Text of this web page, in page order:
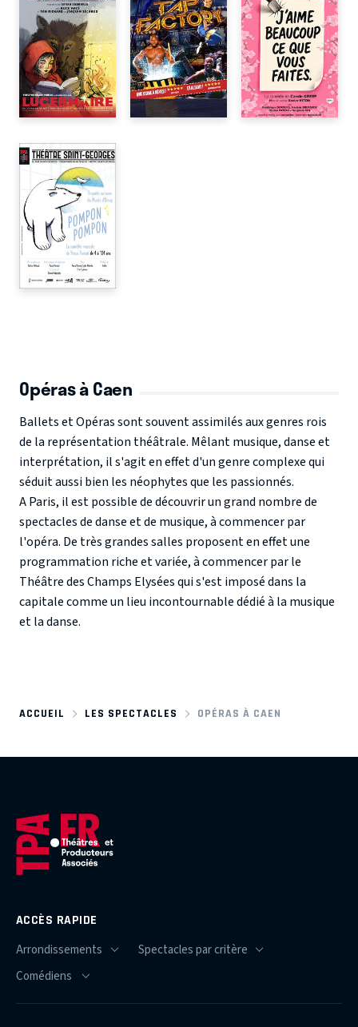
Opéras à Caen
Ballets et Opéras sont souvent assimilés aux genres rois
de la représentation théâtrale. Mêlant musique, danse et
interprétation, il s'agit en effet d'un genre complexe qui
séduit aussi bien les néophytes que les passionnés.
A Paris, il est possible de découvrir un grand nombre de
spectacles de danse et de musique, à commencer par
l'opéra. De très grandes salles proposent en effet une
programmation riche et variée, à commencer par le
Théâtre des Champs Elysées qui s'est imposé dans la
capitale comme un lieu incontournable dédié à la musique
et la danse.
ACCUEIL LES SPECTACLES OPÉRAS À CAEN
ACCÈS RAPIDE